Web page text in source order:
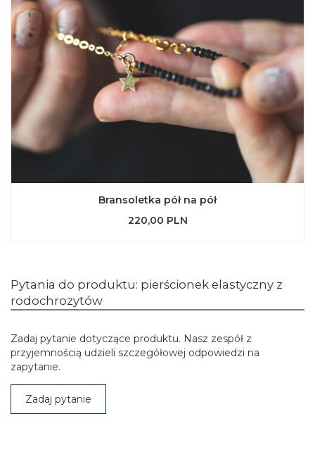
Bransoletka pół na pół
220,00 PLN
Pytania do produktu: pierścionek elastyczny z
rodochrozytów
Zadaj pytanie dotyczące produktu. Nasz zespół z
przyjemnością udzieli szczegółowej odpowiedzi na
zapytanie.
Zadaj pytanie